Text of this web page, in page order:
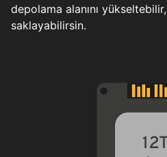
depolama alanını
saklayabilirsin.